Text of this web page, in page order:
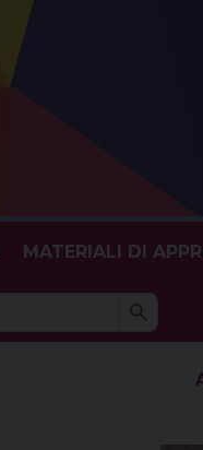
MATERIALI DI
Search Search Button